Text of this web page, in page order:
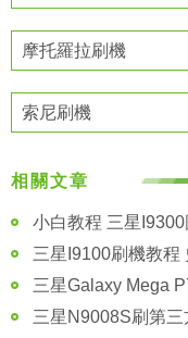
摩托羅拉刷機
索尼刷機
相關文章
小白教程 三星
三星I9100刷機教程
三星Galaxy Mega
三星N9008S刷第